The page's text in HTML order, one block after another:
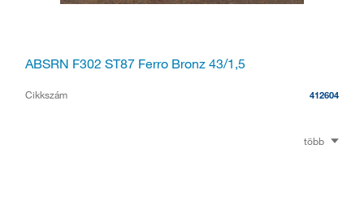
ABSRN F302 ST87 Ferro Bronz 43/1,5
Cikkszám 412604
több